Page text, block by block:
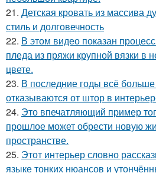
21. Детская кровать из массива
стиль и долговечность
22. В этом видео показан
пледа из пряжи крупной вязки в
цвете.
23. В последние годы всё
отказываются от штор в
24. Это впечатляющий пример
прошлое может обрести новую
пространстве.
25. Этот интерьер словно
языке тонких нюансов и